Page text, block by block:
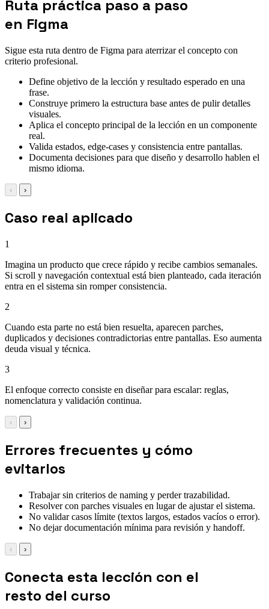
Ruta práctica paso a paso
en Figma
Sigue esta ruta dentro de Figma para aterrizar el concepto con
criterio profesional.
Define objetivo de la lección y resultado esperado en una
frase.
Construye primero la estructura base antes de pulir detalles
visuales.
Aplica el concepto principal de la lección en un componente
real.
Valida estados, edge-cases y consistencia entre pantallas.
Documenta decisiones para que diseño y desarrollo hablen el
mismo idioma.
‹ ›
Caso real aplicado
1
Imagina un producto que crece rápido y recibe cambios semanales.
Si scroll y navegación contextual está bien planteado, cada iteración
entra en el sistema sin romper consistencia.
2
Cuando esta parte no está bien resuelta, aparecen parches,
duplicados y decisiones contradictorias entre pantallas. Eso aumenta
deuda visual y técnica.
3
El enfoque correcto consiste en diseñar para escalar: reglas,
nomenclatura y validación continua.
‹ ›
Errores frecuentes y cómo
evitarlos
Trabajar sin criterios de naming y perder trazabilidad.
Resolver con parches visuales en lugar de ajustar el sistema.
No validar casos límite (textos largos, estados vacíos o error).
No dejar documentación mínima para revisión y handoff.
‹ ›
Conecta esta lección con el
resto del curso